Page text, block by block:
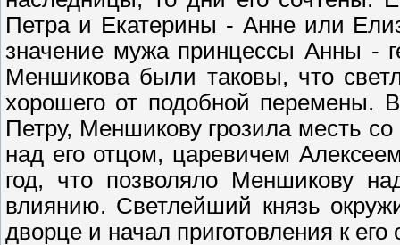
Петра и Екатерины - Анне или
значение мужа принцессы Анны -
Меншикова были таковы, что
хорошего от подобной перемены.
Петру, Меншикову грозила месть
над его отцом, царевичем
год, что позволяло Меншикову
влиянию. Светлейший князь
дворце и начал приготовления к